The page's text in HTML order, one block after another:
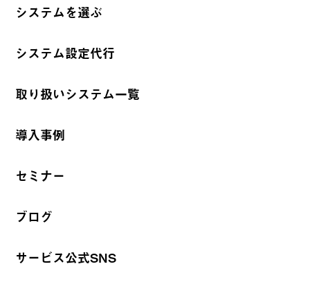
システムを選ぶ
システム設定代行
取り扱いシステム一覧
導入事例
セミナー
ブログ
サービス公式SNS